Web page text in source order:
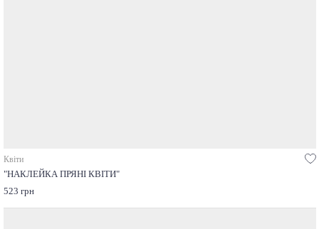
Квіти
"НАКЛЕЙКА ПРЯНІ КВІТИ"
523 грн